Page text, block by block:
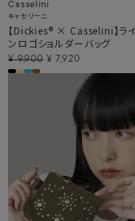
Casselini
キャセリーニ
【Dickies® × Casselini】ラ
ンロゴショルダーバッグ
¥ 9,900 ¥ 7,920